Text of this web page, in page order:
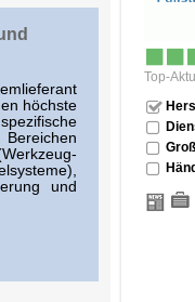
höchste
und
Top-